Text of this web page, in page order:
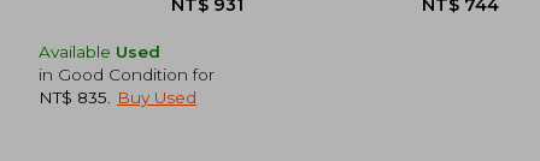
Available Used
in Good Condition for
NT$ 835
Buy Used